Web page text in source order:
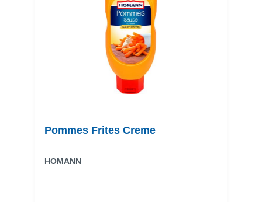
Pommes Frites Creme
HOMANN